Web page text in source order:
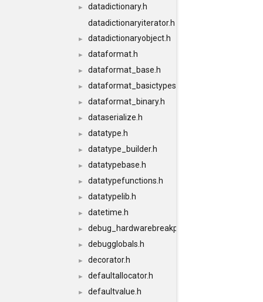
►
datadictionary.h
datadictionaryiterator.h
► datadictionaryobject.h
► dataformat.h
► dataformat_base.h
► dataformat_basictypes.h
► dataformat_binary.h
► dataserialize.h
► datatype.h
► datatype_builder.h
► datatypebase.h
► datatypefunctions.h
► datatypelib.h
► datetime.h
► debug_hardwarebreakpoints.h
► debugglobals.h
► decorator.h
► defaultallocator.h
► defaultvalue.h